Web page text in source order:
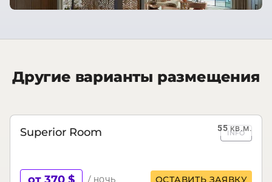
Другие варианты размещения
55кв.м.
Superior Room INFO
от 370 $ / ночь ОСТАВИТЬ ЗАЯВКУ